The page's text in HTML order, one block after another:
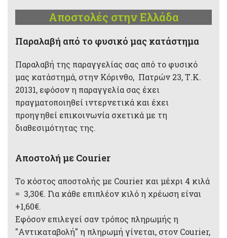
Αποστολές στην Ελλάδα
Παραλαβή από το φυσικό μας κατάστημα
Παραλαβή της παραγγελίας σας από το φυσικό
μας κατάστημά, στην Κόρινθο, Πατρών 23, Τ.Κ.
20131, εφόσον η παραγγελία σας έχει
πραγματοποιηθεί ιντερνετικά και έχει
προηγηθεί επικοινωνία σχετικά με τη
διαθεσιμότητας της.
Αποστολή με Courier
Το κόστος αποστολής με Courier και μέχρι 4 κιλά
= 3,30€. Για κάθε επιπλέον κιλό η χρέωση είναι
+1,60€.
Εφόσον επιλεγεί σαν τρόπος πληρωμής η
"Αντικαταβολή" η πληρωμή γίνεται, στον Courier,